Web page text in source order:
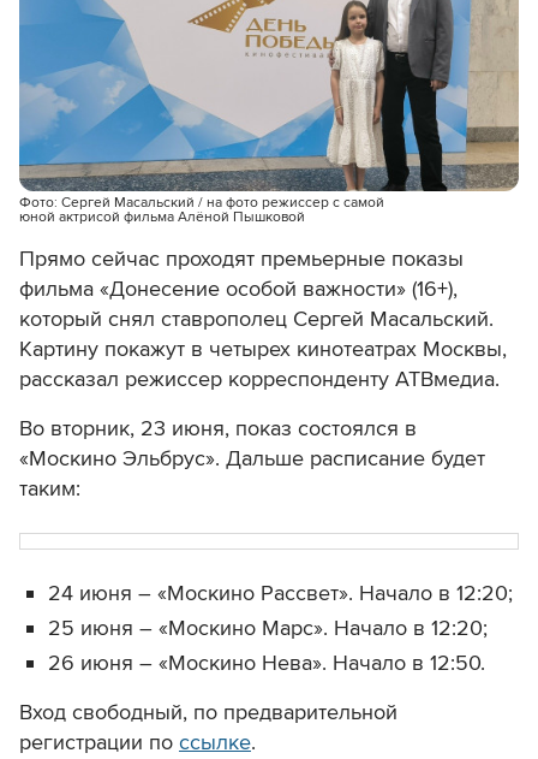
Фото: Сергей Масальский / на фото режиссер с самой
юной актрисой фильма Алёной Пышковой
Прямо сейчас проходят премьерные показы
фильма «Донесение особой важности» (16+),
который снял ставрополец Сергей Масальский.
Картину покажут в четырех кинотеатрах Москвы,
рассказал режиссер корреспонденту АТВмедиа.
Во вторник, 23 июня, показ состоялся в
«Москино Эльбрус». Дальше расписание будет
таким:
24 июня – «Москино Рассвет». Начало в 12:20;
25 июня – «Москино Марс». Начало в 12:20;
26 июня – «Москино Нева». Начало в 12:50.
Вход свободный, по предварительной
регистрации по ссылке.